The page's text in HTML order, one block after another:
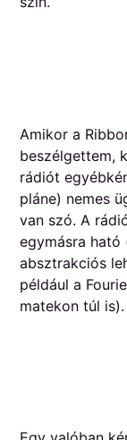
Amikor a
beszélgettem,
rádiót
pláne) nemes
van szó. A
egymásra
absztrakciós
például a
matekon túl is).